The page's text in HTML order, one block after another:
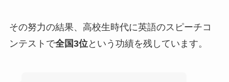
その努力の結果、高校生時代に英語のスピーチコ
ンテストで全国3位 という功績を残しています。